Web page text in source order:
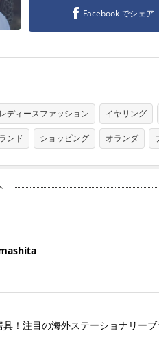
Facebook でシェア
レディースファッション イヤリング
ンド ショッピング オランダ
！注目の海外ステーショナリー